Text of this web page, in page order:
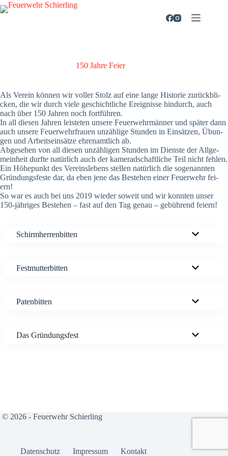
Zum
Inhalt
150 Jah­re Fei­er
Als Ver­ein kön­nen wir vol­ler Stolz auf eine lan­ge His­to­rie zurück­bli­
cken, die wir durch vie­le geschicht­li­che Ereig­nis­se hin­durch, auch
nach über 150 Jah­ren noch fort­füh­ren.
In all die­sen Jah­ren leis­te­ten unse­re Feu­er­wehr­män­ner und spä­ter dann
auch unse­re Feu­er­wehr­frau­en unzäh­li­ge Stun­den in Ein­sät­zen, Übun­
gen und Arbeits­ein­sät­ze ehren­amt­lich ab.
Abge­se­hen von all die­sen unzäh­li­gen Stun­den im Diens­te der All­ge­
mein­heit durf­te natür­lich auch der kame­rad­schaft­li­che Teil nicht feh­len.
Ein Höhe­punkt des Ver­eins­le­bens stel­len natür­lich die soge­nann­ten
Grün­dungs­fes­te dar, da eben jene das Bestehen einer Feu­er­wehr fei­
ern!
So war es auch bei uns 2019 wie­der soweit und wir konn­ten unser
150-jäh­ri­ges Bestehen – fast auf den Tag genau – gebüh­rend fei­ern!
Schirm­her­ren­bit­ten
Fest­mut­ter­bit­ten
Paten­bit­ten
Das Grün­dungs­fest
© 2026 - Feuerwehr Schierling
Daten­schutz Impres­sum Kon­takt